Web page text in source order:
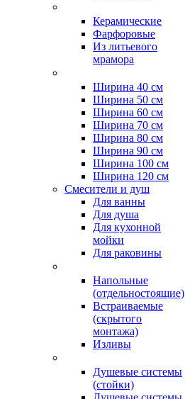
Керамические
Фарфоровые
Из литьевого
мрамора
Ширина 40 см
Ширина 50 см
Ширина 60 см
Ширина 70 см
Ширина 80 см
Ширина 90 см
Ширина 100 см
Ширина 120 см
Смесители и душ
Для ванны
Для душа
Для кухонной
мойки
Для раковины
Напольные
(отдельностоящие)
Встраиваемые
(скрытого
монтажа)
Изливы
Душевые системы
(стойки)